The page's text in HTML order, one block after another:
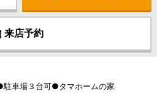
来店予約
車場３台可●タマホームの家